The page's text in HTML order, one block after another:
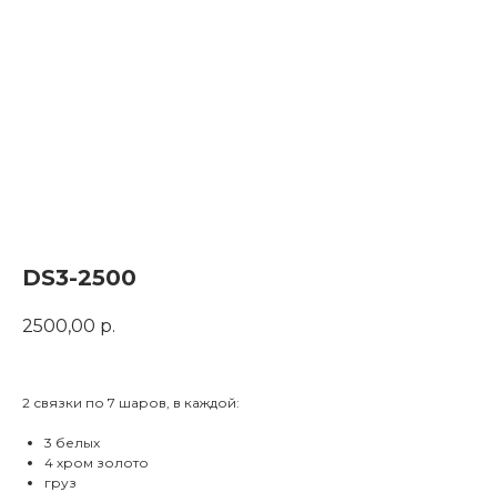
DS3-2500
2500,00 р.
2 связки по 7 шаров, в каждой:
3 белых
4 хром золото
груз